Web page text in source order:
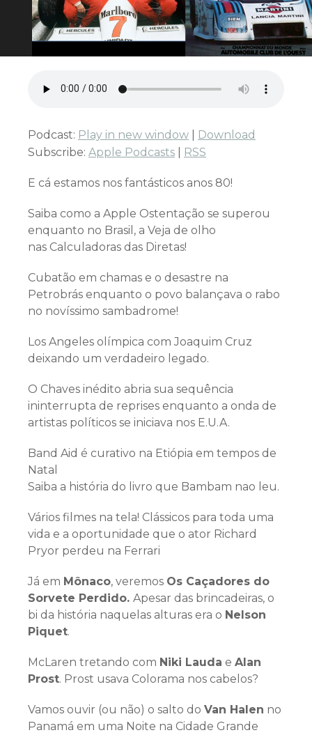
Podcast: Play in new window
Download
Subscribe: Apple Podcasts RSS
E cá estamos nos fantásticos anos 80!
Saiba como a Apple Ostentação se superou
enquanto no Brasil, a Veja de olho
nas Calculadoras das Diretas!
Cubatão em chamas e o desastre na
Petrobrás enquanto o povo balançava o rabo
no novíssimo sambadrome!
Los Angeles olímpica com Joaquim Cruz
deixando um verdadeiro legado.
O Chaves inédito abria sua sequência
ininterrupta de reprises enquanto a onda de
artistas políticos se iniciava nos E.U.A.
Band Aid é curativo na Etiópia em tempos de
Natal
Saiba a história do livro que Bambam nao leu.
Vários filmes na tela! Clássicos para toda uma
vida e a oportunidade que o ator Richard
Pryor perdeu na Ferrari
Já em Mônaco, veremos Os Caçadores do
Sorvete Perdido. Apesar das brincadeiras, o
bi da história naquelas alturas era o Nelson
Piquet.
McLaren tretando com Niki Lauda e Alan
Prost. Prost usava Colorama nos cabelos?
Vamos ouvir (ou não) o salto do Van Halen no
Panamá em uma Noite na Cidade Grande